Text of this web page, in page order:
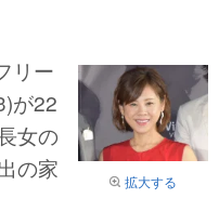
拡大する
リー
が22
女の
の家